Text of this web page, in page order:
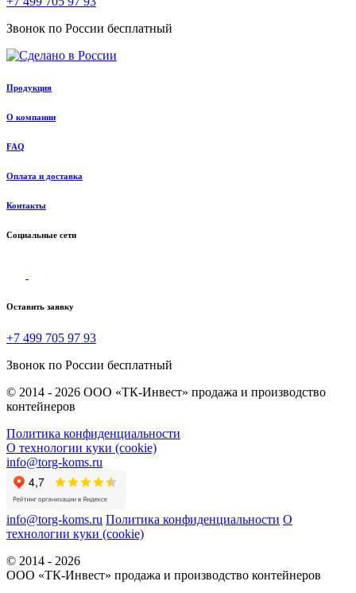
Звонок по России бесплатный
Продукция
О компании
FAQ
Оплата и доставка
Контакты
Социальные сети
Оставить заявку
+7 499 705 97 93
Звонок по России бесплатный
© 2014 - 2026 ООО «ТК-Инвест» продажа и производство
контейнеров
Политика конфиденциальности
О технологии куки (cookie)
info@torg-koms.ru
info@torg-koms.ru Политика конфиденциальности О
технологии куки (cookie)
© 2014 - 2026
ООО «ТК-Инвест» продажа и производство контейнеров